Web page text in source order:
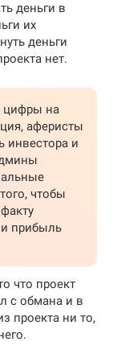
деньги в
их
деньги
нет.
цифры на
аферисты
инвестора и
чтобы
прибыль
что проект
с обмана и в
проекта ни то,